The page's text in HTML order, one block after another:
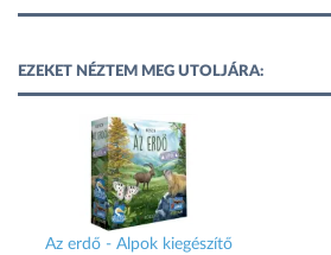
EZEKET NÉZTEM MEG UTOLJÁRA:
Az erdő - Alpok kiegészítő